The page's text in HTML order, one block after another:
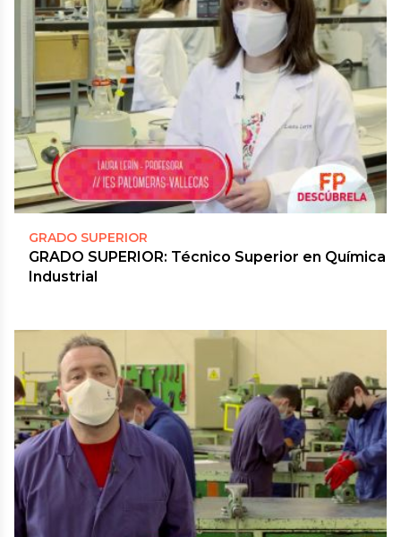
GRADO SUPERIOR
GRADO SUPERIOR: Técnico Superior en Química
Industrial